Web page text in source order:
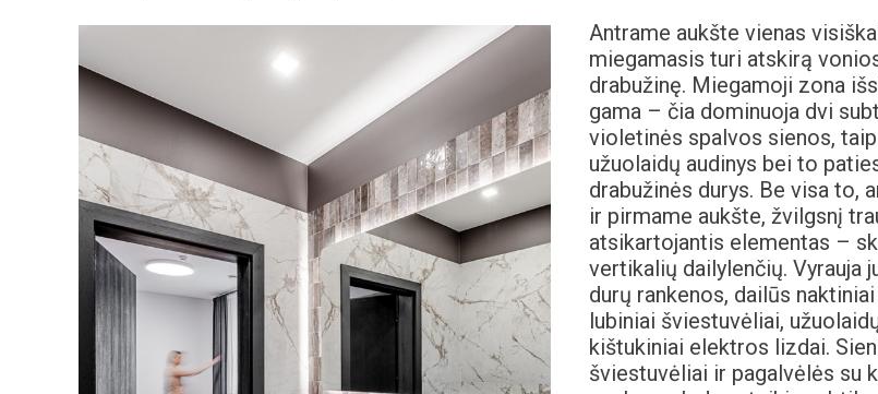
Antrame aukšte vienas
miegamasis turi atskirą
drabužinę. Miegamoji zona
gama – čia dominuoja dvi
violetinės spalvos sienos,
užuolaidų audinys bei to
drabužinės durys. Be visa to,
ir pirmame aukšte, žvilgsnį
atsikartojantis elementas –
vertikalių dailylenčių. Vyrauja
durų rankenos, dailūs
lubiniai šviestuvėliai,
kištukiniai elektros lizdai.
šviestuvėliai ir pagalvėlės su